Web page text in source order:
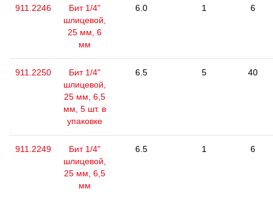
911.2246
Бит 1/4"
шлицевой,
25 мм, 6
мм
6.0 1 6
911.2250
Бит 1/4"
шлицевой,
25 мм, 6,5
мм, 5 шт. в
упаковке
6.5 5 40
911.2249
Бит 1/4"
шлицевой,
25 мм, 6,5
мм
6.5 1 6